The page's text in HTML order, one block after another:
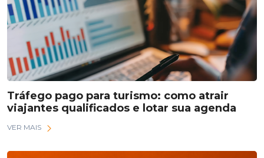
Tráfego pago para turismo: como atrair
viajantes qualificados e lotar sua agenda
VER MAIS